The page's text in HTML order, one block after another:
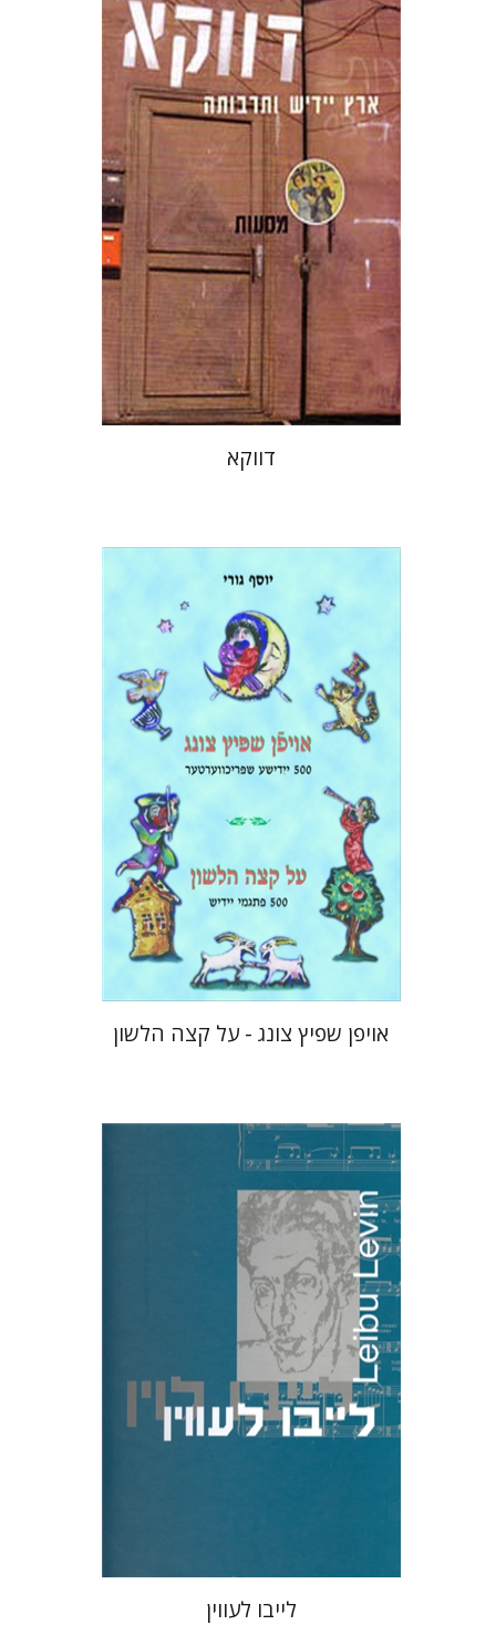
בני מר חנה עמית
דווקא
הנחת אתר ספר מודפס
$27
אויפן שפיץ צונג - על קצה הלשון
רות לוין
לייבו לעווין